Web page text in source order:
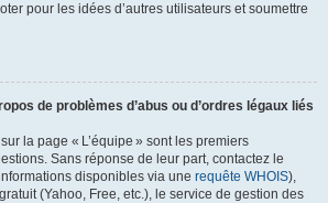
pour les idées d’autres utilisateurs et soumettre
de problèmes d’abus ou d’ordres légaux liés
la page « L’équipe » sont les premiers
Sans réponse de leur part, contactez le
disponibles via une requête WHOIS),
gratuit (Yahoo, Free, etc.), le service de gestion des